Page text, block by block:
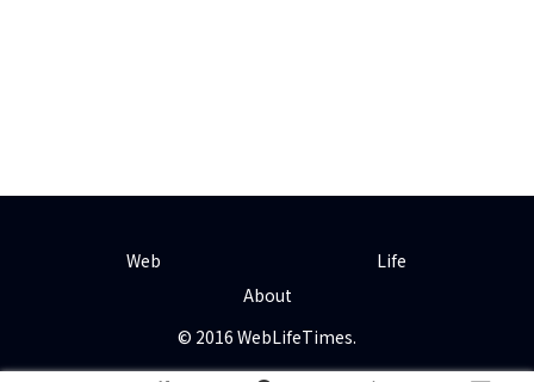
Web
Life
About
© 2016 WebLifeTimes.